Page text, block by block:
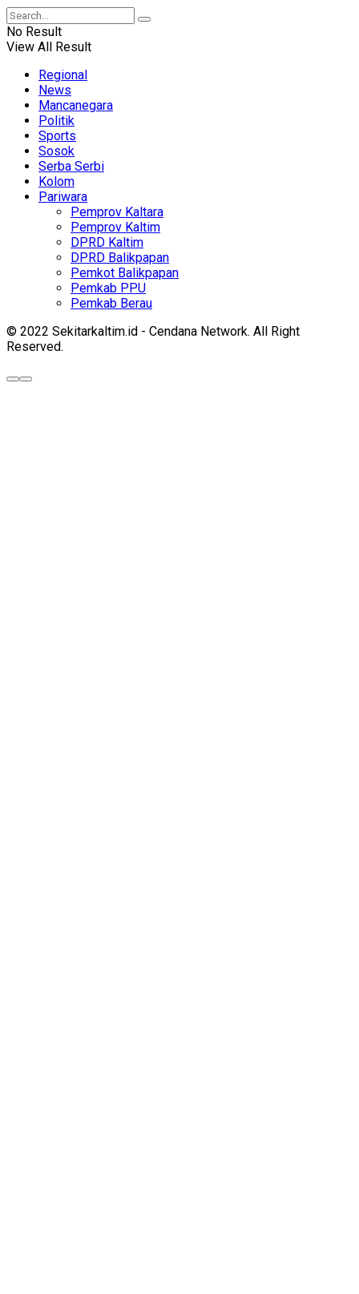
No Result
View All Result
Regional
News
Mancanegara
Politik
Sports
Sosok
Serba Serbi
Kolom
Pariwara
Pemprov Kaltara
Pemprov Kaltim
DPRD Kaltim
DPRD Balikpapan
Pemkot Balikpapan
Pemkab PPU
Pemkab Berau
© 2022 Sekitarkaltim.id - Cendana Network. All Right
Reserved.